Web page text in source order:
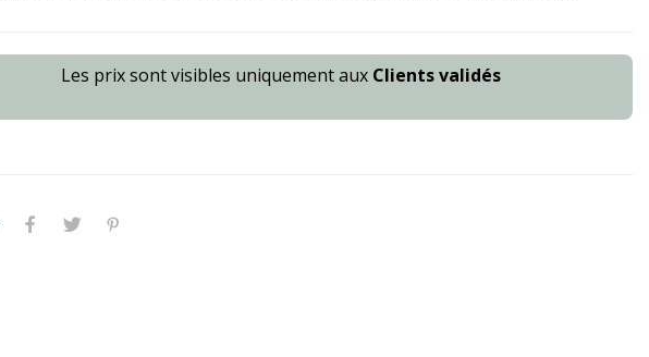
Les prix sont visibles uniquement aux Clients validés